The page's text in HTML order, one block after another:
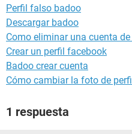
Perfil falso badoo
Descargar badoo
Como eliminar una cuenta
Crear un perfil facebook
Badoo crear cuenta
Cómo cambiar la foto de
1 respuesta